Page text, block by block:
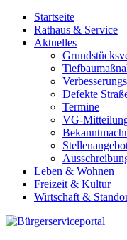
Startseite
Rathaus & Service
Aktuelles
Defekte
Termine
VG-
Leben & Wohnen
Freizeit & Kultur
Wirtschaft &